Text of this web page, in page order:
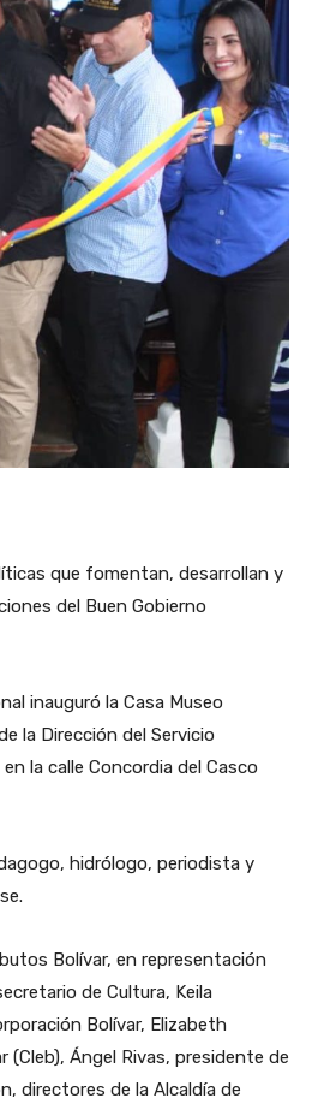
que fomentan, desarrollan y
del Buen Gobierno
inauguró la Casa Museo
la Dirección del Servicio
la calle Concordia del Casco
hidrólogo, periodista y
Bolívar, en representación
de Cultura, Keila
Bolívar, Elizabeth
Ángel Rivas, presidente de
directores de la Alcaldía de